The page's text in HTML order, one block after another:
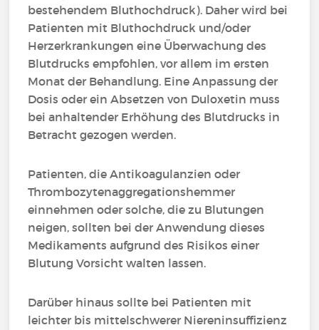
bestehendem Bluthochdruck). Daher wird bei
Patienten mit Bluthochdruck und/oder
Herzerkrankungen eine Überwachung des
Blutdrucks empfohlen, vor allem im ersten
Monat der Behandlung. Eine Anpassung der
Dosis oder ein Absetzen von Duloxetin muss
bei anhaltender Erhöhung des Blutdrucks in
Betracht gezogen werden.
Patienten, die Antikoagulanzien oder
Thrombozytenaggregationshemmer
einnehmen oder solche, die zu Blutungen
neigen, sollten bei der Anwendung dieses
Medikaments aufgrund des Risikos einer
Blutung Vorsicht walten lassen.
Darüber hinaus sollte bei Patienten mit
leichter bis mittelschwerer Niereninsuffizienz